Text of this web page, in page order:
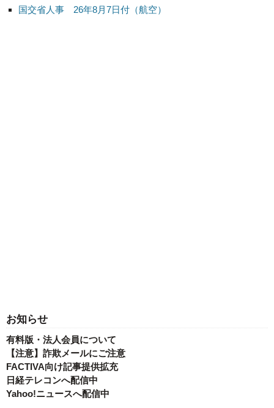
国交省人事 26年8月7日付（航空）
お知らせ
有料版・法人会員について
【注意】詐欺メールにご注意
FACTIVA向け記事提供拡充
日経テレコンへ配信中
Yahoo!ニュースへ配信中